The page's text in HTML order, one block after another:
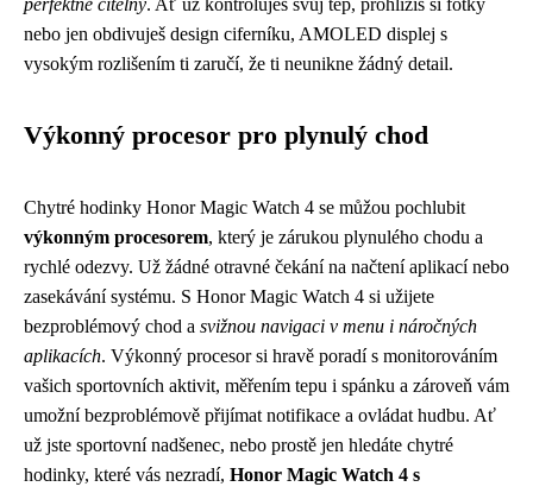
perfektně čitelný. Ať už kontroluješ svůj tep, prohlížíš si fotky
nebo jen obdivuješ design ciferníku, AMOLED displej s
vysokým rozlišením ti zaručí, že ti neunikne žádný detail.
Výkonný procesor pro plynulý chod
Chytré hodinky Honor Magic Watch 4 se můžou pochlubit
výkonným procesorem, který je zárukou plynulého chodu a
rychlé odezvy. Už žádné otravné čekání na načtení aplikací nebo
zasekávání systému. S Honor Magic Watch 4 si užijete
bezproblémový chod a svižnou navigaci v menu i náročných
aplikacích. Výkonný procesor si hravě poradí s monitorováním
vašich sportovních aktivit, měřením tepu i spánku a zároveň vám
umožní bezproblémově přijímat notifikace a ovládat hudbu. Ať
už jste sportovní nadšenec, nebo prostě jen hledáte chytré
hodinky, které vás nezradí, Honor Magic Watch 4 s